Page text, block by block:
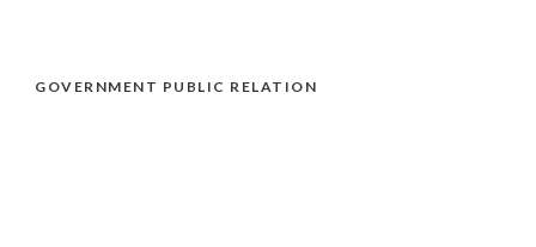
GOVERNMENT PUBLIC RELATION